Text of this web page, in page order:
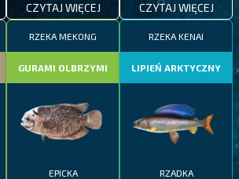
CZYTAJ WIĘCEJ CZYTAJ WIĘCEJ
RZEKA MEKONG
GURAMI OLBRZYMI
EPICKA
RZEKA KENAI
LIPIEŃ ARKTYCZNY
RZADKA